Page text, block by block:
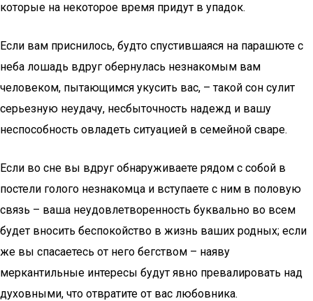
которые на некоторое время придут в упадок.
Если вам приснилось, будто спустившаяся на парашюте с
неба лошадь вдруг обернулась незнакомым вам
человеком, пытающимся укусить вас, – такой сон сулит
серьезную неудачу, несбыточность надежд и вашу
неспособность овладеть ситуацией в семейной сваре.
Если во сне вы вдруг обнаруживаете рядом с собой в
постели голого незнакомца и вступаете с ним в половую
связь – ваша неудовлетворенность буквально во всем
будет вносить беспокойство в жизнь ваших родных; если
же вы спасаетесь от него бегством – наяву
меркантильные интересы будут явно превалировать над
духовными, что отвратите от вас любовника.